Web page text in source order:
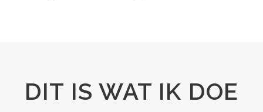
DIT IS WAT IK DOE